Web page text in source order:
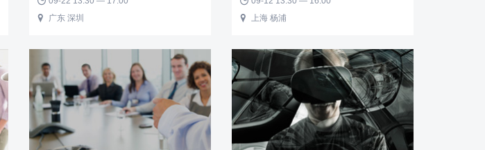
 广东 深圳  上海 杨浦